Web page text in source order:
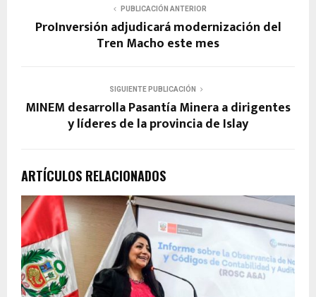
PUBLICACIÓN ANTERIOR
ProInversión adjudicará modernización del
Tren Macho este mes
SIGUIENTE PUBLICACIÓN
MINEM desarrolla Pasantía Minera a dirigentes
y líderes de la provincia de Islay
ARTÍCULOS RELACIONADOS